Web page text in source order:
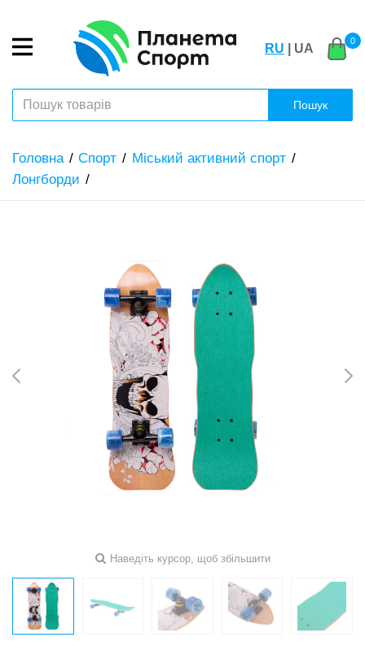
RU | UA
0
Пошук
Головна Спорт
Міський активний спорт
Лонгборди
Наведіть курсор, щоб збільшити